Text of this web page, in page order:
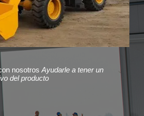
nosotrosAyudarle a tener un
del producto